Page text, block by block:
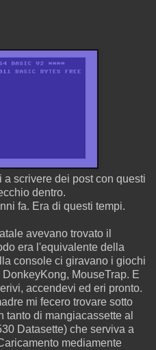
scrivere dei post con questi
dentro.
fa. Era di questi tempi.
avevano trovato il
era l'equivalente della
console ci giravano i giochi
MouseTrap. E
accendevi ed eri pronto.
mi fecero trovare sotto
tanto di mangiacassette al
Datasette) che serviva a
mediamente